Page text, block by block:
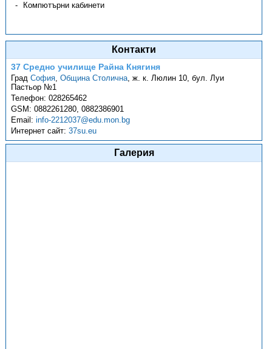
Компютърни кабинети
Контакти
37 Средно училище Райна Княгиня
ГрадСофия,Община Столична,ж. к. Люлин 10, бул. Луи
Пастьор №1
Телефон:028265462
GSM:0882261280, 0882386901
Email:info-2212037@edu.mon.bg
Интернет сайт:37su.eu
Галерия